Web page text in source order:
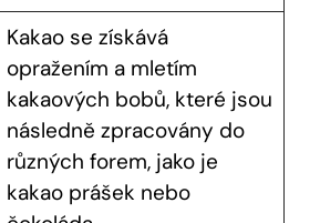
Kakao‌ se⁣ získává
‌opražením a mletím
kakaových bobů, které jsou
následně zpracovány do
různých forem, jako je‍
kakao prášek nebo